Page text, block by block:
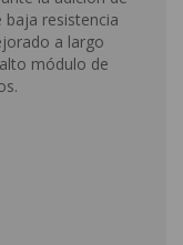
baja resistencia
a largo
módulo de